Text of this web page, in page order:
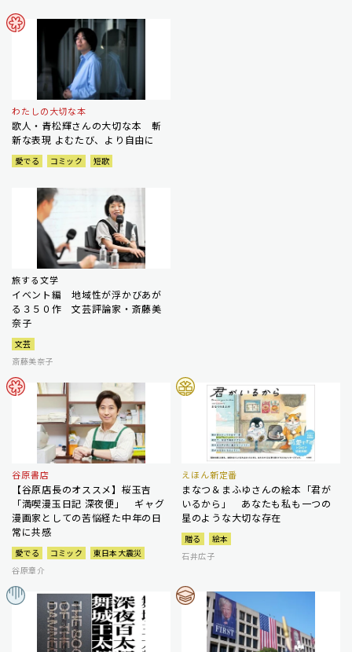
わたしの大切な本
歌人・青松輝さんの大切な本 斬
新な表現 よむたび、より自由に
愛でる コミック 短歌
旅する文学
イベント編 地域性が浮かびあが
る３５０作 文芸評論家・斎藤美
奈子
文芸
斎藤美奈子
谷原書店
【谷原店長のオススメ】桜玉吉
「満喫漫玉日記 深夜便」 ギャグ
漫画家としての苦悩経た中年の日
常に共感
愛でる コミック
東日本大震災
谷原章介
えほん新定番
まなつ＆まふゆさんの絵本「君が
いるから」 あなたも私も一つの
星のような大切な存在
贈る
絵本
石井広子